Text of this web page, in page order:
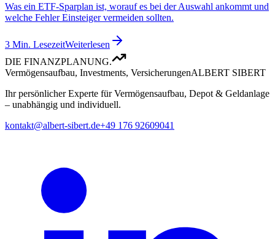
Was ein ETF-Sparplan ist, worauf es bei der Auswahl ankommt und
welche Fehler Einsteiger vermeiden sollten.
3 Min. LesezeitWeiterlesen
DIE FINANZPLANUNG.
Vermögensaufbau, Investments, VersicherungenALBERT SIBERT
Ihr persönlicher Experte für Vermögensaufbau, Depot & Geldanlage
– unabhängig und individuell.
kontakt@albert-sibert.de+49 176 92609041